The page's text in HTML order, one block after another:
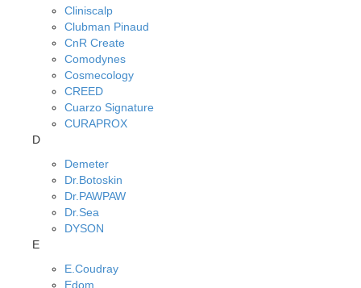
Cliniscalp
Clubman Pinaud
CnR Create
Comodynes
Cosmecology
CREED
Cuarzo Signature
CURAPROX
D
Demeter
Dr.Botoskin
Dr.PAWPAW
Dr.Sea
DYSON
E
E.Coudray
Edom